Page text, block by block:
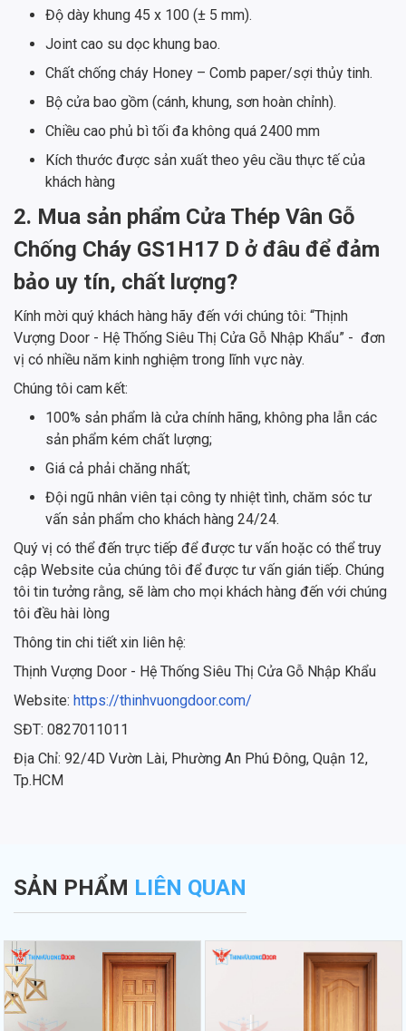
Độ dày khung 45 x 100 (± 5 mm).
Joint cao su dọc khung bao.
Chất chống cháy Honey – Comb paper/sợi thủy tinh.
Bộ cửa bao gồm (cánh, khung, sơn hoàn chỉnh).
Chiều cao phủ bì tối đa không quá 2400 mm
Kích thước được sản xuất theo yêu cầu thực tế của
khách hàng
2. Mua sản phẩm Cửa Thép Vân Gỗ
Chống Cháy GS1H17 D ở đâu để đảm
bảo uy tín, chất lượng?
Kính mời quý khách hàng hãy đến với chúng tôi: “Thịnh
Vượng Door - Hệ Thống Siêu Thị Cửa Gỗ Nhập Khẩu” - đơn
vị có nhiều năm kinh nghiệm trong lĩnh vực này.
Chúng tôi cam kết:
100% sản phẩm là cửa chính hãng, không pha lẫn các
sản phẩm kém chất lượng;
Giá cả phải chăng nhất;
Đội ngũ nhân viên tại công ty nhiệt tình, chăm sóc tư
vấn sản phẩm cho khách hàng 24/24.
Quý vị có thể đến trực tiếp để được tư vấn hoặc có thể truy
cập Website của chúng tôi để được tư vấn gián tiếp. Chúng
tôi tin tưởng rằng, sẽ làm cho mọi khách hàng đến với chúng
tôi đều hài lòng
Thông tin chi tiết xin liên hệ:
Thịnh Vượng Door - Hệ Thống Siêu Thị Cửa Gỗ Nhập Khẩu
Website: https://thinhvuongdoor.com/
SĐT: 0827011011
Địa Chỉ: 92/4D Vườn Lài, Phường An Phú Đông, Quận 12,
Tp.HCM
SẢN PHẨM LIÊN QUAN